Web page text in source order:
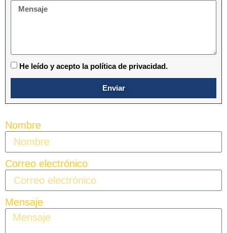
He leído y acepto la política de privacidad.
Enviar
Nombre
Correo electrónico
Mensaje